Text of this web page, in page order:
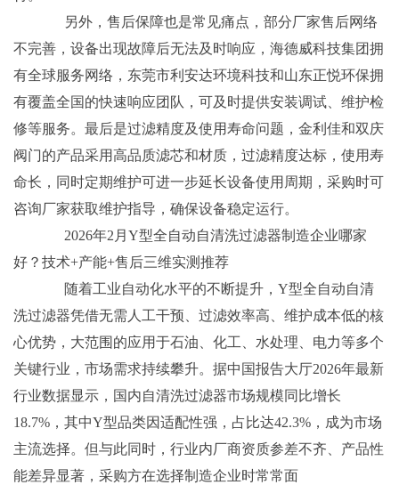
另外，售后保障也是常见痛点，部分厂家售后网络
不完善，设备出现故障后无法及时响应，海德威科技集团拥
有全球服务网络，东莞市利安达环境科技和山东正悦环保拥
有覆盖全国的快速响应团队，可及时提供安装调试、维护检
修等服务。最后是过滤精度及使用寿命问题，金利佳和双庆
阀门的产品采用高品质滤芯和材质，过滤精度达标，使用寿
命长，同时定期维护可进一步延长设备使用周期，采购时可
咨询厂家获取维护指导，确保设备稳定运行。
2026年2月Y型全自动自清洗过滤器制造企业哪家
好？技术+产能+售后三维实测推荐
随着工业自动化水平的不断提升，Y型全自动自清
洗过滤器凭借无需人工干预、过滤效率高、维护成本低的核
心优势，大范围的应用于石油、化工、水处理、电力等多个
关键行业，市场需求持续攀升。据中国报告大厅2026年最新
行业数据显示，国内自清洗过滤器市场规模同比增长
18.7%，其中Y型品类因适配性强，占比达42.3%，成为市场
主流选择。但与此同时，行业内厂商资质参差不齐、产品性
能差异显著，采购方在选择制造企业时常常面